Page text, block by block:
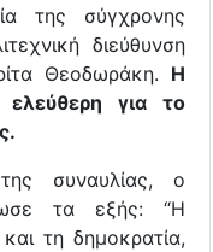
της σύγχρονης
διεύθυνση
Θεοδωράκη. Η
ελεύθερη για το
συναυλίας, ο
τα εξής: “Η
τη δημοκρατία,